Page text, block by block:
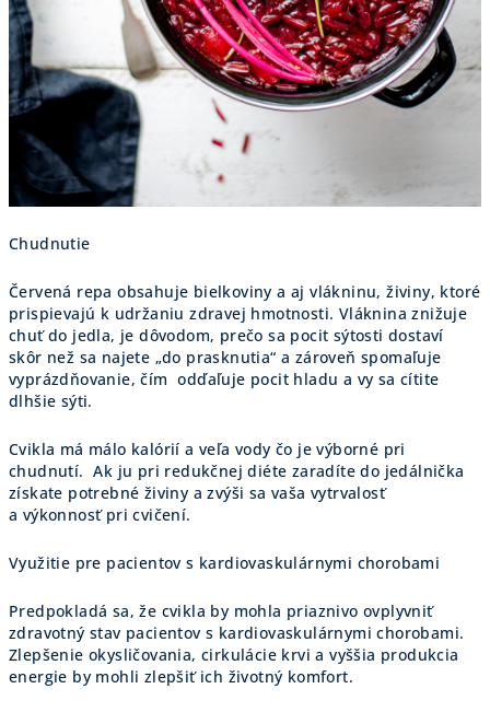
Chudnutie
Červená repa obsahuje bielkoviny a aj vlákninu, živiny, ktoré
prispievajú k udržaniu zdravej hmotnosti. Vláknina znižuje
chuť do jedla, je dôvodom, prečo sa pocit sýtosti dostaví
skôr než sa najete „do prasknutia“ a zároveň spomaľuje
vyprázdňovanie, čím odďaľuje pocit hladu a vy sa cítite
dlhšie sýti.
Cvikla má málo kalórií a veľa vody čo je výborné pri
chudnutí. Ak ju pri redukčnej diéte zaradíte do jedálnička
získate potrebné živiny a zvýši sa vaša vytrvalosť
a výkonnosť pri cvičení.
Využitie pre pacientov s kardiovaskulárnymi chorobami
Predpokladá sa, že cvikla by mohla priaznivo ovplyvniť
zdravotný stav pacientov s kardiovaskulárnymi chorobami.
Zlepšenie okysličovania, cirkulácie krvi a vyššia produkcia
energie by mohli zlepšiť ich životný komfort.